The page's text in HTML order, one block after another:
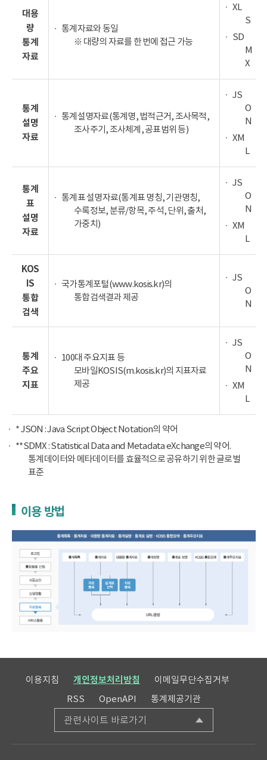
대용
량
통계
자료
통계자료와 동일
※ 대량의 자료를 한 번에 접근 가능
XL
S
SD
M
X
통계
설명
자료
통계설명자료(통계명, 법적근거, 조사목적,
조사주기, 조사체계, 공표범위 등)
JS
O
N
XM
L
통계
표
설명
자료
통계표 설명자료(통계표 명칭, 기관명칭,
수록정보, 분류/항목, 주석, 단위, 출처,
가중치)
JS
O
N
XM
L
KOS
IS
통합
검색
국가통계포털(www.kosis.kr)의
통합검색결과 제공
JS
O
N
통계
주요
지표
100대 주요지표 등
모바일KOSIS(m.kosis.kr)의 지표자료
제공
JS
O
N
XM
L
* JSON : Java Script Object Notation의 약어
**SDMX : Statistical Data and Metadata eXchange의 약어.
통계데이터와 메타데이터를 효율적으로 공유하기 위한 글로벌
표준
이용 방법
이용지침 개인정보처리방침
이메일무단수집거부
RSS
OpenAPI 통계제공기관
관련사이트 바로가기